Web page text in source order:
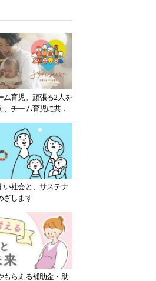
ム育児。頑張る2人を
チーム育児に共感
い社会と、サステナ
ざします
もらえる補助金・助